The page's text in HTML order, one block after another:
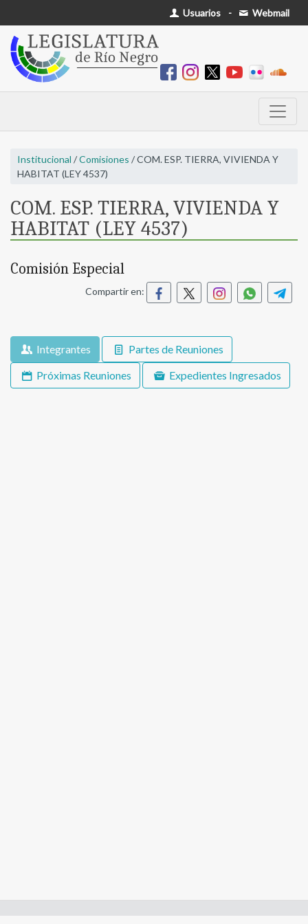
Usuarios - Webmail
Institucional /Comisiones / COM. ESP. TIERRA, VIVIENDA Y
HABITAT (LEY 4537)
COM. ESP. TIERRA, VIVIENDA Y
HABITAT (LEY 4537)
Comisión Especial
Compartir en:
Integrantes
Partes de Reuniones
Próximas Reuniones
Expedientes Ingresados